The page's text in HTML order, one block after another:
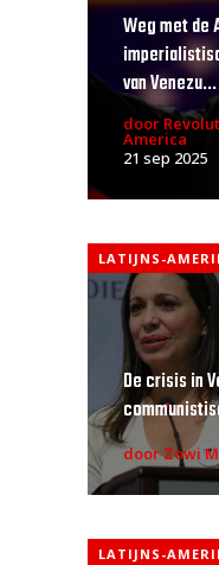
Weg met de
van Venezu...
door
America
21 sep 2025
LATIJNS-
De crisis in
door Zowi
LATIJNS-